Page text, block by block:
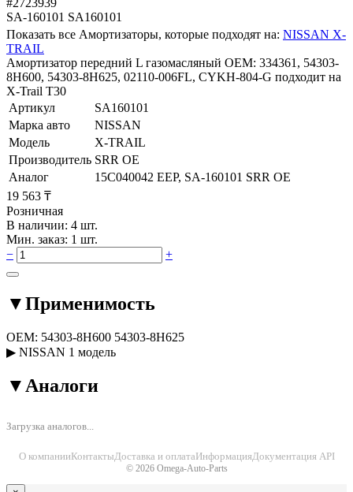
SA-160101 SA160101
Показать все Амортизаторы, которые подходят на: NISSAN X-
TRAIL
Амортизатор передний L газомасляный OEM: 334361, 54303-
8H600, 54303-8H625, 02110-006FL, CYKH-804-G подходит на
X-Trail T30
Артикул
SA160101
Марка авто
NISSAN
Модель
X-TRAIL
Производитель SRR OE
Аналог
15C040042 EEP, SA-160101 SRR OE
19 563 ₸
Розничная
В наличии: 4 шт.
Мин. заказ: 1 шт.
−
+
▼Применимость
OEM: 54303-8H600 54303-8H625
▶ NISSAN 1 модель
▼ Аналоги
Загрузка аналогов...
О компанииКонтактыДоставка и оплатаИнформацияДокументация API
© 2026 Omega-Auto-Parts